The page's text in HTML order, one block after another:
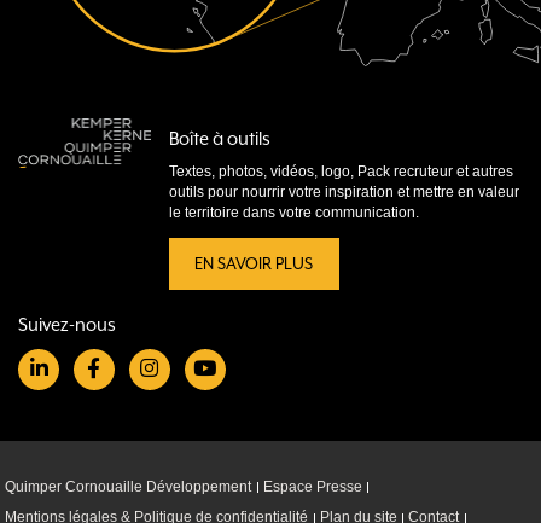
Boîte à outils
Textes, photos, vidéos, logo, Pack recruteur et autres
outils pour nourrir votre inspiration et mettre en valeur
le territoire dans votre communication.
EN SAVOIR PLUS
Suivez-nous
Quimper Cornouaille Développement
Espace Presse
Mentions légales & Politique de confidentialité
Plan du site Contact